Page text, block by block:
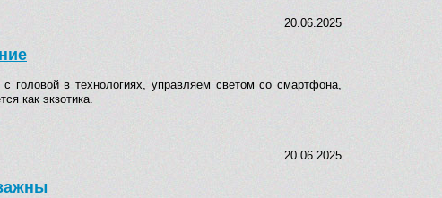
20.06.2025
в технологиях, управляем светом со смартфона,
как экзотика.
20.06.2025